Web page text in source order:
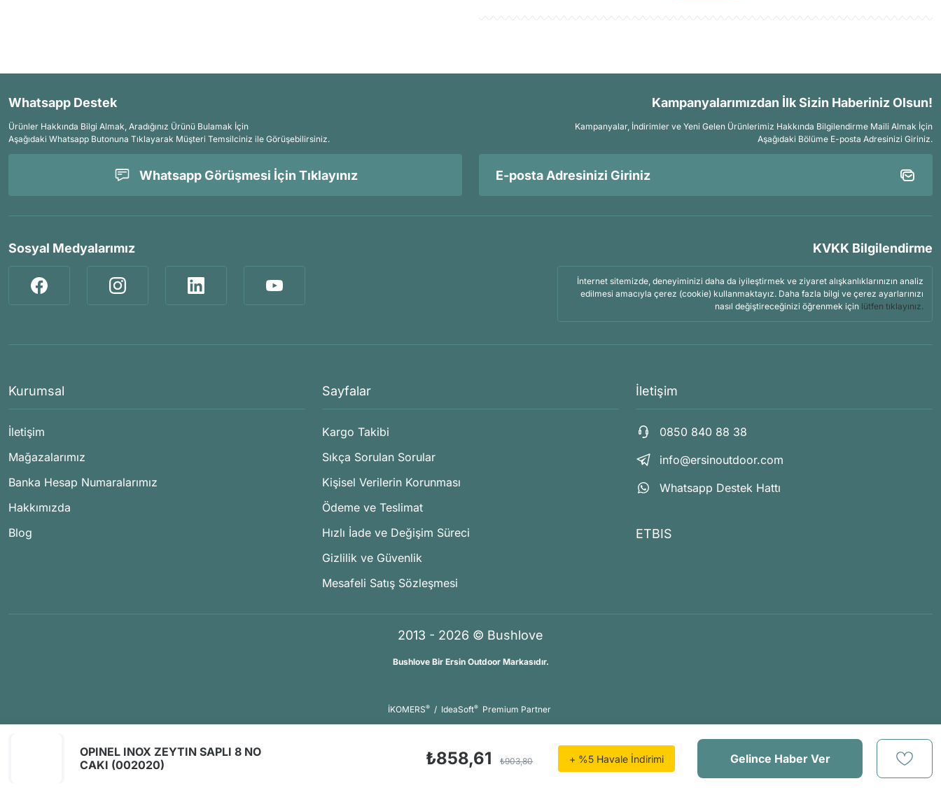
OPINEL INOX ZEYTIN SAPLI 8 NO
CAKI (002020)
₺858,61 ₺903,80 + %5 Havale İndirimi Gelince Haber Ver
Whatsapp Destek
Ürünler Hakkında Bilgi Almak, Aradığınız Ürünü Bulamak İçin
Aşağıdaki Whatsapp Butonuna Tıklayarak Müşteri Temsilciniz ile Görüşebilirsiniz.
Whatsapp Görüşmesi İçin Tıklayınız
Kampanyalarımızdan İlk Sizin Haberiniz Olsun!
Kampanyalar, İndirimler ve Yeni Gelen Ürünlerimiz Hakkında Bilgilendirme Maili Almak İçin
Aşağıdaki Bölüme E-posta Adresinizi Giriniz.
Sosyal Medyalarımız KVKK Bilgilendirme
İnternet sitemizde, deneyiminizi daha da iyileştirmek ve ziyaret alışkanlıklarınızın analiz
edilmesi amacıyla çerez (cookie) kullanmaktayız. Daha fazla bilgi ve çerez ayarlarınızı
nasıl değiştireceğinizi öğrenmek için lütfen tıklayınız.
Kurumsal
İletişim
Mağazalarımız
Banka Hesap Numaralarımız
Hakkımızda
Blog
Sayfalar
Kargo Takibi
Sıkça Sorulan Sorular
Kişisel Verilerin Korunması
Ödeme ve Teslimat
Hızlı İade ve Değişim Süreci
Gizlilik ve Güvenlik
Mesafeli Satış Sözleşmesi
İletişim
0850 840 88 38
info@ersinoutdoor.com
Whatsapp Destek Hattı
ETBIS
2013 - 2026 © Bushlove
Bushlove Bir Ersin Outdoor Markasıdır.
İKOMERS® / IdeaSoft® Premium Partner